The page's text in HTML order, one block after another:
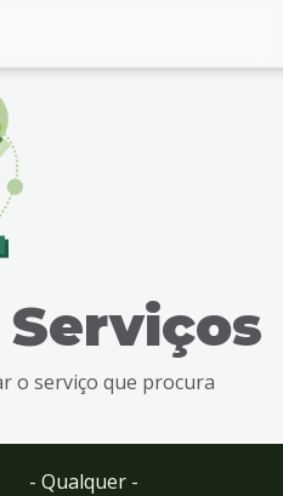
o serviço que procura
- Qualquer -